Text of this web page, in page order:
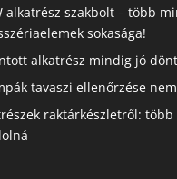
alkatrész szakbolt – több
sokasága!
alkatrész mindig jó
tavaszi ellenőrzése
raktárkészletről: